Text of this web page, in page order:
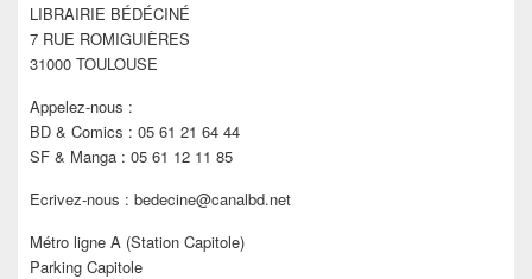
barre
latérale
LIBRAIRIE BÉDÉCINÉ
7 RUE ROMIGUIÈRES
31000 TOULOUSE
Appelez-nous :
BD & Comics : 05 61 21 64 44
SF & Manga : 05 61 12 11 85
Ecrivez-nous : bedecine@canalbd.net
Métro ligne A (Station Capitole)
Parking Capitole